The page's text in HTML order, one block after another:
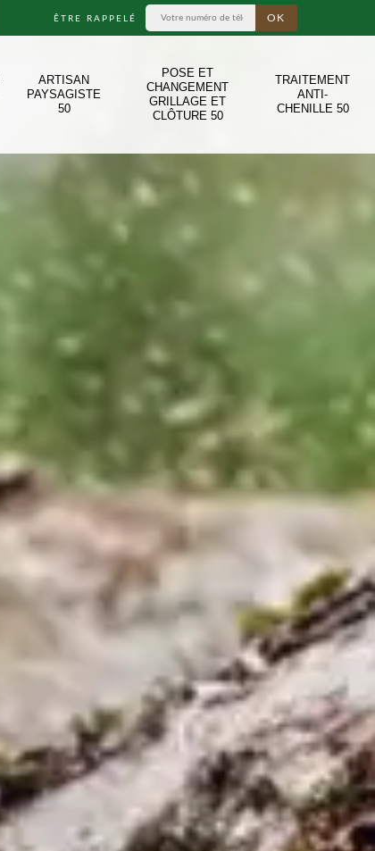
ÊTRE RAPPELÉ
ARTISAN
PAYSAGISTE
50
POSE ET
CHANGEMENT
GRILLAGE ET
CLÔTURE 50
TRAITEMENT
ANTI-
CHENILLE 50